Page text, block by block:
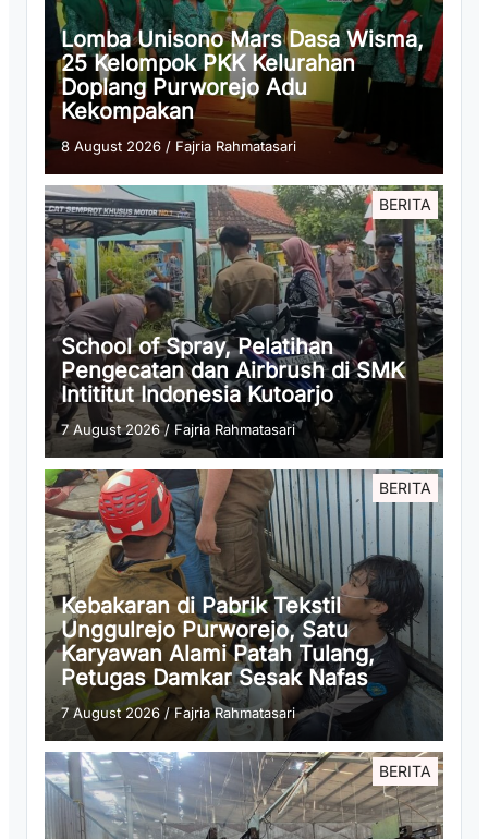
Lomba Unisono Mars Dasa Wisma,
25 Kelompok PKK Kelurahan
Doplang Purworejo Adu
Kekompakan
8 August 2026 / Fajria Rahmatasari
BERITA
School of Spray, Pelatihan
Pengecatan dan Airbrush di SMK
Intititut Indonesia Kutoarjo
7 August 2026/ Fajria Rahmatasari
BERITA
Kebakaran di Pabrik Tekstil
Unggulrejo Purworejo, Satu
Karyawan Alami Patah Tulang,
Petugas Damkar Sesak Nafas
7 August 2026 /Fajria Rahmatasari
BERITA